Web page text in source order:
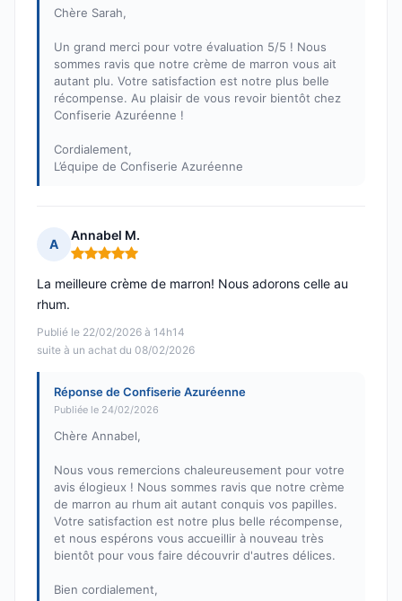
Chère Sarah,
Un grand merci pour votre évaluation 5/5 ! Nous
sommes ravis que notre crème de marron vous ait
autant plu. Votre satisfaction est notre plus belle
récompense. Au plaisir de vous revoir bientôt chez
Confiserie Azuréenne !
Cordialement,
L’équipe de Confiserie Azuréenne
A
Annabel M.
Note : 5 sur 5
Publié le 22/02/2026 à 14h14
suite à un achat du 08/02/2026
La meilleure crème de marron! Nous adorons celle au
rhum.
Réponse de Confiserie Azuréenne
Publiée le 24/02/2026
Chère Annabel,
Nous vous remercions chaleureusement pour votre
avis élogieux ! Nous sommes ravis que notre crème
de marron au rhum ait autant conquis vos papilles.
Votre satisfaction est notre plus belle récompense,
et nous espérons vous accueillir à nouveau très
bientôt pour vous faire découvrir d'autres délices.
Bien cordialement,